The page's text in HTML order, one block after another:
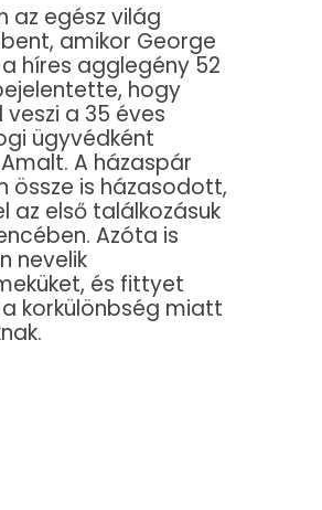
az egész világ
amikor George
híres agglegény 52
hogy
veszi a 35 éves
ügyvédként
A házaspár
össze is házasodott,
az első találkozásuk
Azóta is
nevelik
és fittyet
korkülönbség miatt